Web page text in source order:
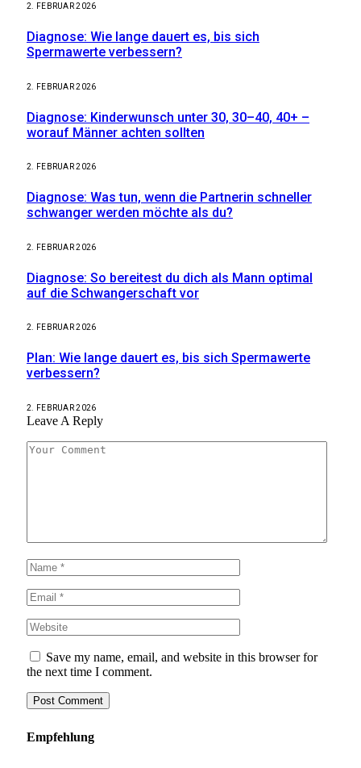
2. FEBRUAR 2026
Diagnose: Wie lange dauert es, bis sich
Spermawerte verbessern?
2. FEBRUAR 2026
Diagnose: Kinderwunsch unter 30, 30–40, 40+ –
worauf Männer achten sollten
2. FEBRUAR 2026
Diagnose: Was tun, wenn die Partnerin schneller
schwanger werden möchte als du?
2. FEBRUAR 2026
Diagnose: So bereitest du dich als Mann optimal
auf die Schwangerschaft vor
2. FEBRUAR 2026
Plan: Wie lange dauert es, bis sich Spermawerte
verbessern?
2. FEBRUAR 2026
Leave A Reply
Save my name, email, and website in this browser for
the next time I comment.
Empfehlung